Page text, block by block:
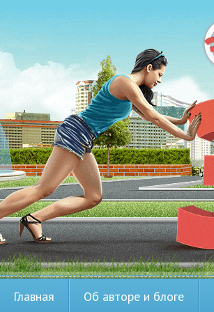
Главная Об авторе и блоге